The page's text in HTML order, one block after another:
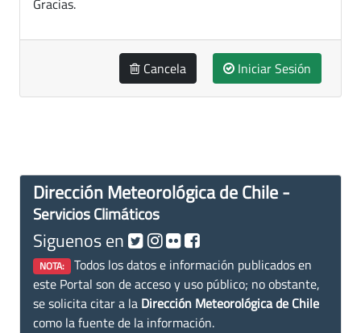
Cancela Iniciar Sesión
Dirección Meteorológica de Chile -
Servicios Climáticos
Siguenos en
NOTA: Todos los datos e información publicados en
este Portal son de acceso y uso público; no obstante,
se solicita citar a la Dirección Meteorológica de Chile
como la fuente de la información.